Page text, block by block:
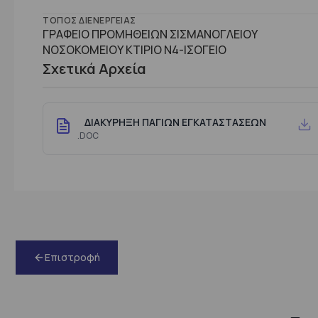
ΤΌΠΟΣ ΔΙΕΝΈΡΓΕΙΑΣ
ΓΡΑΦΕΙΟ ΠΡΟΜΗΘΕΙΩΝ ΣΙΣΜΑΝΟΓΛΕΙΟΥ
ΝΟΣΟΚΟΜΕΙΟΥ ΚΤΙΡΙΟ Ν4-ΙΣΟΓΕΙΟ
Σχετικά Αρχεία
ΔΙΑΚΥΡΗΞΗ ΠΑΓΙΩΝ ΕΓΚΑΤΑΣΤΑΣΕΩΝ
.DOC
Επιστροφή